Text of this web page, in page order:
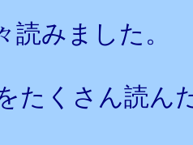
読みました。
たくさん読ん